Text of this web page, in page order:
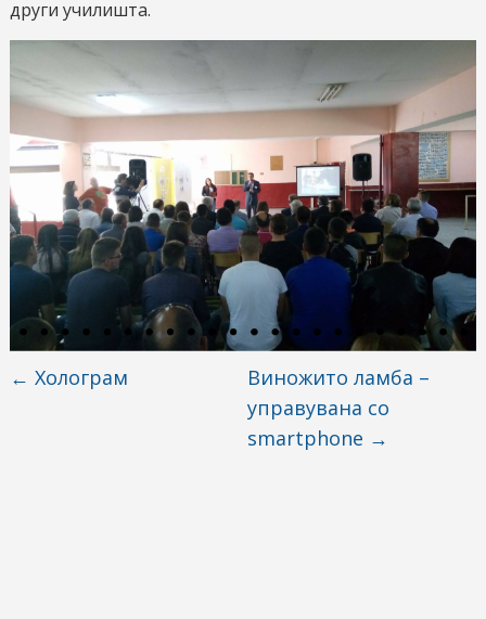
други училишта.
← Холограм
Виножито ламба –
управувана со
smartphone →